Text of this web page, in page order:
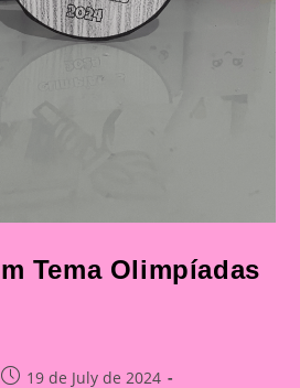
Tema Olimpíadas
Post19 de July de 2024